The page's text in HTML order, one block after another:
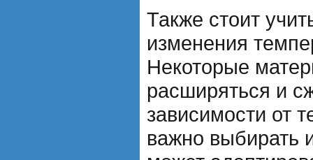
Также стоит
изменения
Некоторые
расширяться и
зависимости от
важно выбирать